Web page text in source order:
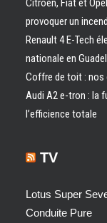
Citroën, Fiat et
provoquer un
Renault 4 E-Tech
nationale en
Coffre de toit : nos
Audi A2 e-tron : la
l’efficience totale
TV
Lotus Super
Conduite Pure